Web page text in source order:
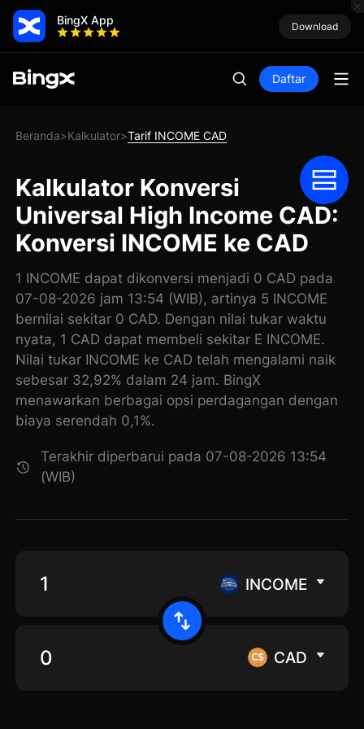
BingX App Download
Daftar
Beranda>Kalkulator>Tarif INCOME CAD
Kalkulator Konversi
Universal High Income CAD:
Konversi INCOME ke CAD
1 INCOME dapat dikonversi menjadi 0 CAD pada
07-08-2026 jam 13:54 (WIB), artinya 5 INCOME
bernilai sekitar 0 CAD. Dengan nilai tukar waktu
nyata, 1 CAD dapat membeli sekitar E INCOME.
Nilai tukar INCOME ke CAD telah mengalami naik
sebesar 32,92% dalam 24 jam. BingX
menawarkan berbagai opsi perdagangan dengan
biaya serendah 0,1%.
Terakhir diperbarui pada 07-08-2026 13:54
(WIB)
INCOME
CAD